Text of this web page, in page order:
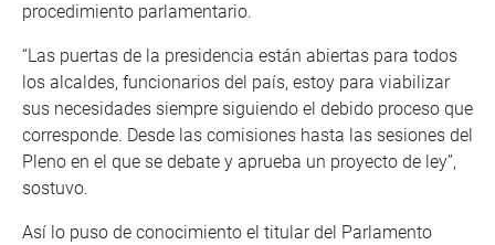
procedimiento parlamentario.
“Las puertas de la presidencia están abiertas para todos
los alcaldes, funcionarios del país, estoy para viabilizar
sus necesidades siempre siguiendo el debido proceso que
corresponde. Desde las comisiones hasta las sesiones del
Pleno en el que se debate y aprueba un proyecto de ley”,
sostuvo.
Así lo puso de conocimiento el titular del Parlamento